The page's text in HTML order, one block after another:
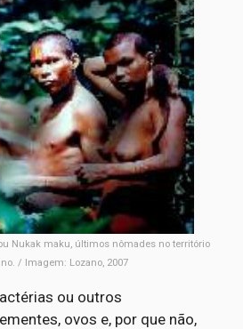
Nukak maku, últimos nômades no território
/ Imagem: Lozano, 2007
ou outros
ovos e, por que não,